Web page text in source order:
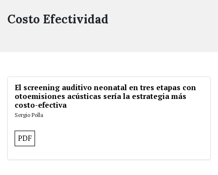
Costo Efectividad
El screening auditivo neonatal en tres etapas con
otoemisiones acústicas sería la estrategia más
costo-efectiva
Sergio Polla
PDF